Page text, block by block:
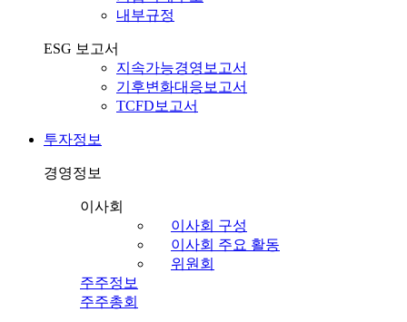
내부규정
ESG 보고서
지속가능경영보고서
기후변화대응보고서
TCFD보고서
투자정보
경영정보
이사회
이사회 구성
이사회 주요 활동
위원회
주주정보
주주총회